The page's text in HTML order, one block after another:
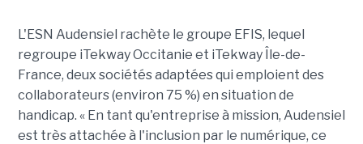
L'ESN Audensiel rachète le groupe EFIS, lequel
regroupe iTekway Occitanie et iTekway Île-de-
France, deux sociétés adaptées qui emploient des
collaborateurs (environ 75 %) en situation de
handicap. « En tant qu'entreprise à mission, Audensiel
est très attachée à l'inclusion par le numérique, ce